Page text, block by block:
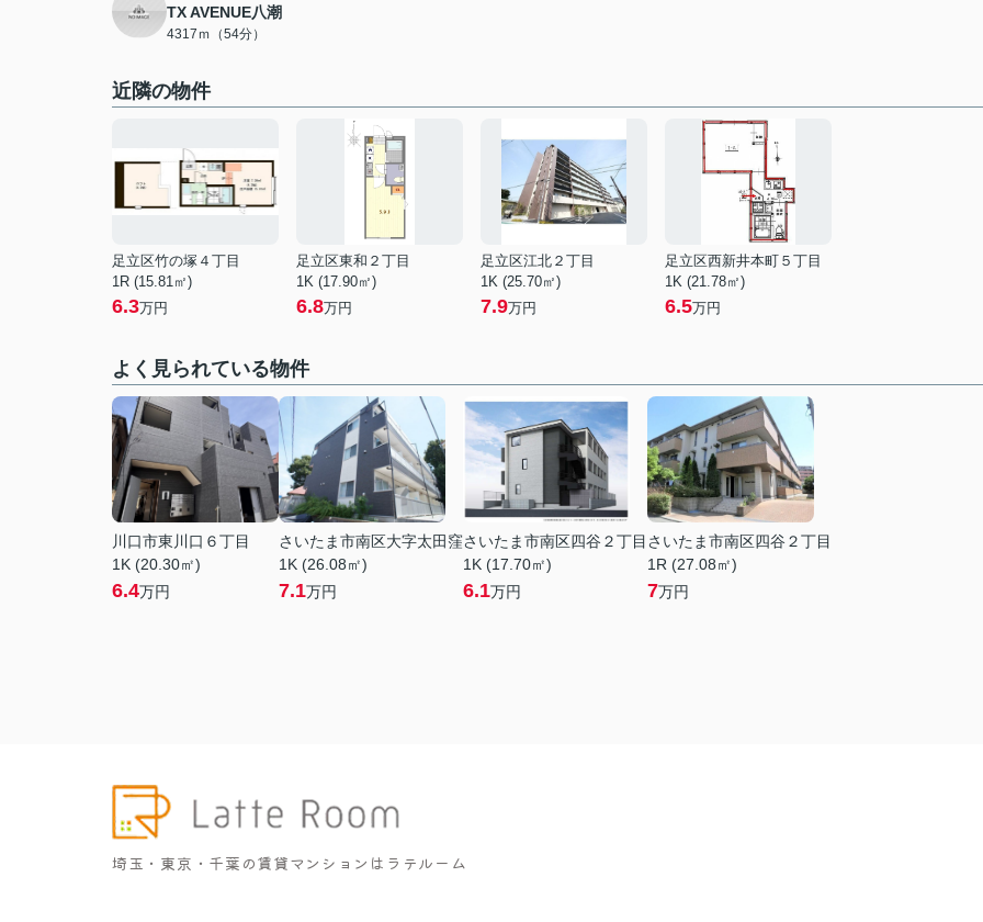
TX AVENUE八潮
4317ｍ（54分）
近隣の物件
足立区竹の塚４丁目
1R (15.81㎡)
6.3万円
足立区東和２丁目
1K (17.90㎡)
6.8万円
足立区江北２丁目
1K (25.70㎡)
7.9万円
足立区西新井本町５丁目
1K (21.78㎡)
6.5万円
よく見られている物件
川口市東川口６丁目
1K (20.30㎡)
6.4万円
さいたま市南区大字太田窪
1K (26.08㎡)
7.1万円
さいたま市南区四谷２丁目
1K (17.70㎡)
6.1万円
さいたま市南区四谷２丁目
1R (27.08㎡)
7万円
埼玉・東京・千葉の賃貸マンションはラテルーム